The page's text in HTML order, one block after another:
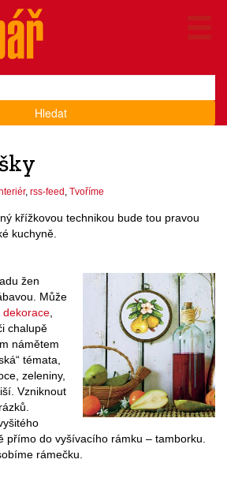
Hledat
, rss-feed Tvoříme
křížkovou technikou bude tou pravou
kuchyně.
žen
Může
dekorace
chalupě
námětem
témata,
zeleniny,
Vzniknout
přímo do vyšívacího rámku – tamborku.
rámečku.